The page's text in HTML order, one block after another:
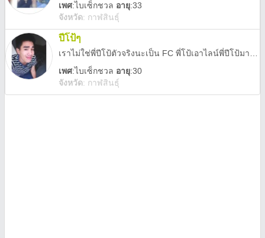
เพศ:ไบเซ็กชวล อายุ:33
จังหวัด: กาฬสินธุ์
ปีโป้ๆ
เพศ:ไบเซ็กชวล อายุ:30
จังหวัด: กาฬสินธุ์